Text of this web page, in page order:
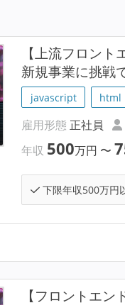
【上流フロン
新規事業に挑戦
javascript html
雇用形態 正社員
年収 500万円 〜
下限年収500万円
【フロントエ